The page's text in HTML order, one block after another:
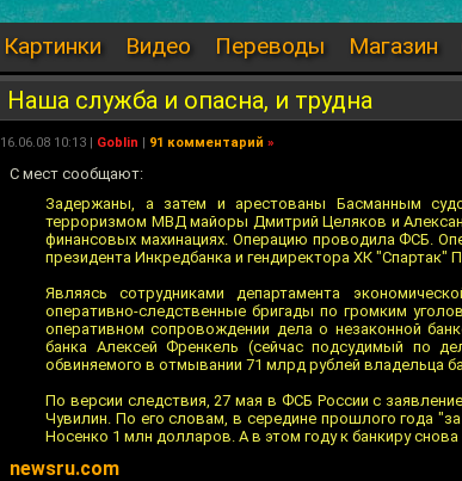
Картинки Видео Переводы Магазин
Наша служба и опасна, и трудна
16.06.08 10:13 | Goblin | 91 комментарий »
С мест сообщают:
Задержаны, а затем и арестованы Басманным
терроризмом МВД майоры Дмитрий Целяков и
финансовых махинациях. Операцию проводила ФСБ.
президента Инкредбанка и гендиректора ХК "Спартак"
Являясь сотрудниками департамента
оперативно-следственные бригады по громким
оперативном сопровождении дела о незаконной
банка Алексей Френкель (сейчас подсудимый по
обвиняемого в отмывании 71 млрд рублей владельца
По версии следствия, 27 мая в ФСБ России с
Чувилин. По его словам, в середине прошлого года
Носенко 1 млн долларов. А в этом году к банкиру
newsru.com